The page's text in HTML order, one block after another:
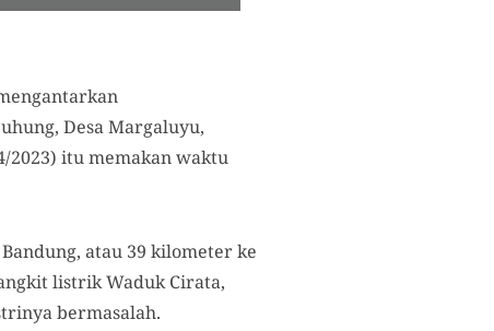
Desa Margaluyu,
2023) itu memakan waktu
atau 39 kilometer ke
listrik Waduk Cirata,
bermasalah.